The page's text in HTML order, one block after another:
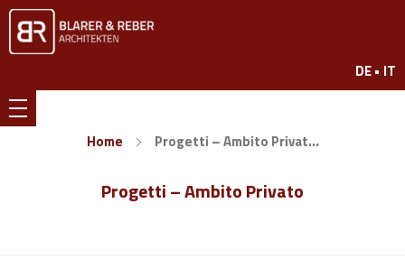
Blarer & Reber DE • IT
Home Progetti – Ambito Privat...
Progetti – Ambito Privato